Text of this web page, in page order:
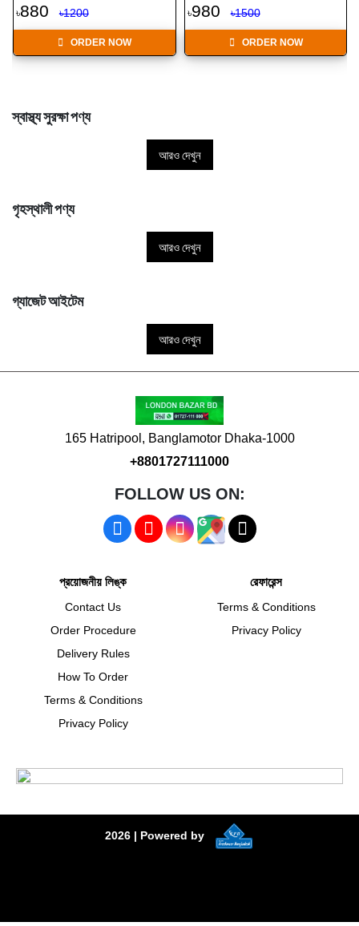
৳880 ৳1200
ORDER NOW
৳980 ৳1500
ORDER NOW
স্বাস্থ্য সুরক্ষা পণ্য
আরও দেখুন
গৃহস্থালী পণ্য
আরও দেখুন
গ্যাজেট আইটেম
আরও দেখুন
165 Hatripool, Banglamotor Dhaka-1000
+8801727111000
FOLLOW US ON:
প্রয়োজনীয় লিঙ্ক
Contact Us
Order Procedure
Delivery Rules
How To Order
Terms & Conditions
Privacy Policy
রেফারেন্স
Terms & Conditions
Privacy Policy
2026 | Powered by